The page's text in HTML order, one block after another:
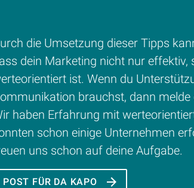
die Umsetzung dieser Tipps
dein Marketing nicht nur effektiv,
ist. Wenn du
brauchst, dann melde
haben Erfahrung mit
schon einige Unternehmen
uns schon auf deine Aufgabe.
POST FÜR DA KAPO